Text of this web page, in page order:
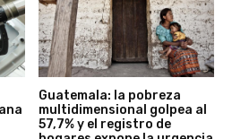
Guatemala: la pobreza
multidimensional golpea al
57,7% y el registro de